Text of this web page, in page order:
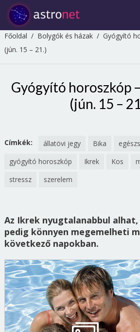
Főoldal / Bolygók és házak/ Gyógyító
(jún. 15 – 21.)
Gyógyító horoszkóp
(jún. 15 –
Címkék: állatövi jegy Bika
gyógyító horoszkóp
Ikrek Kos
stressz
szerelem
Az Ikrek nyugtalanabbul alhat,
pedig könnyen megemelheti
következő napokban.